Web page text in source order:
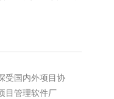
受国内外项目协
目管理软件厂